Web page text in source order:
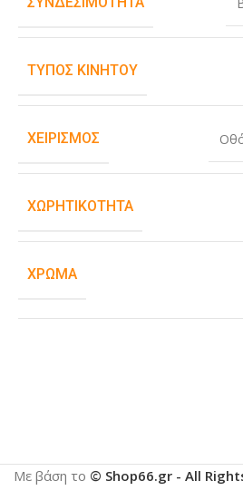
ΤΎΠΟΣ ΚΙΝΗΤΟΎ
ΧΕΙΡΙΣΜΌΣ
ΧΩΡΗΤΙΚΌΤΗΤΑ
ΧΡΏΜΑ
Με βάση το © Shop66.gr - All